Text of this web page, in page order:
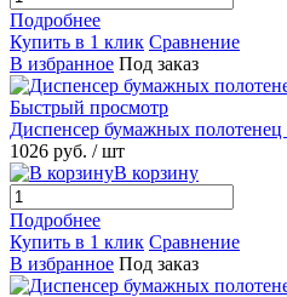
Подробнее
Купить в 1 клик Сравнение
В избранное Под заказ
Быстрый просмотр
Диспенсер бумажных
1026 руб. / шт
В корзину
Подробнее
Купить в 1 клик Сравнение
В избранное Под заказ